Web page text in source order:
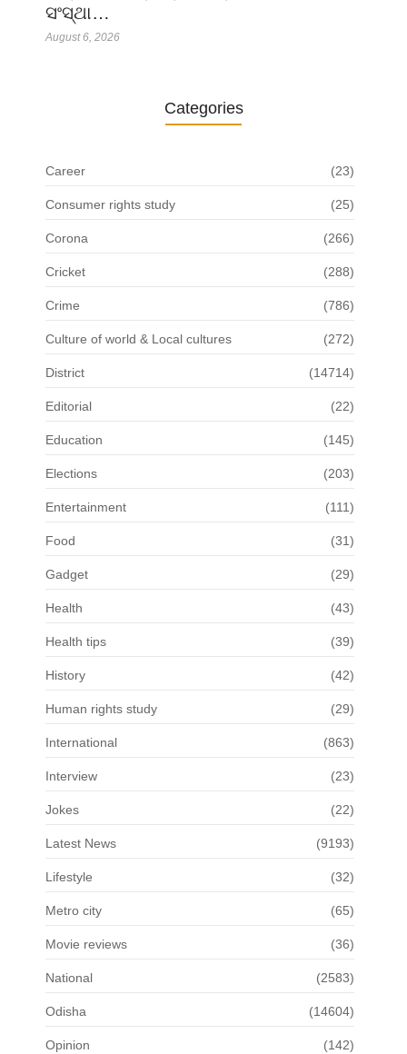
ସଂସ୍ଥା…
August 6, 2026
Categories
Career (23)
Consumer rights study (25)
Corona (266)
Cricket (288)
Crime (786)
Culture of world & Local cultures (272)
District (14714)
Editorial (22)
Education (145)
Elections (203)
Entertainment (111)
Food (31)
Gadget (29)
Health (43)
Health tips (39)
History (42)
Human rights study (29)
International (863)
Interview (23)
Jokes (22)
Latest News (9193)
Lifestyle (32)
Metro city (65)
Movie reviews (36)
National (2583)
Odisha (14604)
Opinion (142)